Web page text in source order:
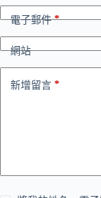
電子郵件*
網站
新增留言 *